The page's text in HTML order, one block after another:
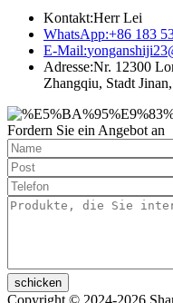
Kontakt:Herr Lei
WhatsApp:+86 183
E-Mail:
Adresse:Nr. 12300
Zhangqiu, Stadt
Fordern Sie ein Angebot an
schicken